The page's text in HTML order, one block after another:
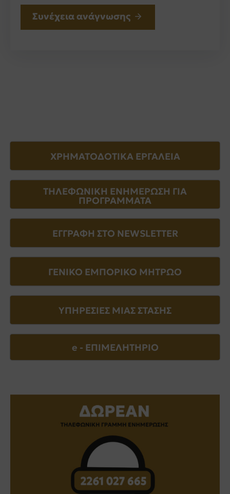
Συνέχεια ανάγνωσης
ΧΡΗΜΑΤΟΔΟΤΙΚΑ ΕΡΓΑΛΕΙΑ
ΤΗΛΕΦΩΝΙΚΗ ΕΝΗΜΕΡΩΣΗ ΓΙΑ
ΠΡΟΓΡΑΜΜΑΤΑ
ΕΓΓΡΑΦΗ ΣΤΟ NEWSLETTER
ΓΕΝΙΚΟ ΕΜΠΟΡΙΚΟ ΜΗΤΡΩΟ
ΥΠΗΡΕΣΙΕΣ ΜΙΑΣ ΣΤΑΣΗΣ
e - EΠΙΜΕΛΗΤΗΡΙΟ